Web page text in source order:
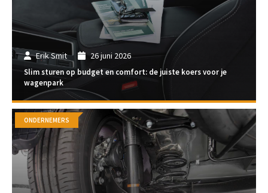
Erik Smit 26 juni 2026
Slim sturen op budget en comfort: de juiste koers voor je
wagenpark
ONDERNEMERS